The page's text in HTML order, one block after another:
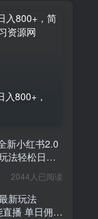
800+，
新小红书2.0
法轻松日入
2044人已阅读
新玩法
播 单日佣金